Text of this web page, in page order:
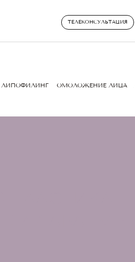
ТЕЛЕКОНСУЛЬТАЦИЯ
ЛИПОФИЛИНГ ОМОЛОЖЕНИЕ ЛИЦА